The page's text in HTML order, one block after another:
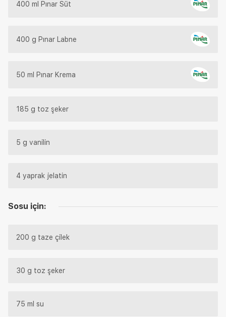
400 ml Pınar Süt
400 g Pınar Labne
50 ml Pınar Krema
185 g toz şeker
5 g vanilin
4 yaprak jelatin
Sosu için:
200 g taze çilek
30 g toz şeker
75 ml su